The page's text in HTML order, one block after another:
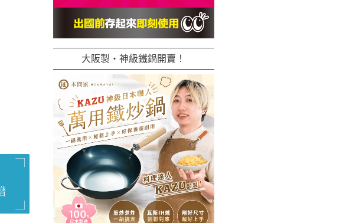
大阪製・神級鐵鍋開賣！